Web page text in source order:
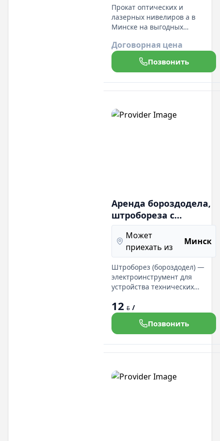
Прокат оптических и
лазерных нивелиров а в
Минске на выгодных
ассортимент измерительного
оборудования по отличным
ценам. Для более подробной
оборудования и стоимости
телефонов.
Договорная цена
Позвонить
Аренда бороздодела,
штробореза с
пропилом до 120мм.
Разные
модификации
Может
приехать из
Минск
Штроборез (бороздодел) —
электроинструмент для
устройства технических
стенах, полах и потолках.
Пропил до 120 мм на нашем
12 BYN /
Позвонить